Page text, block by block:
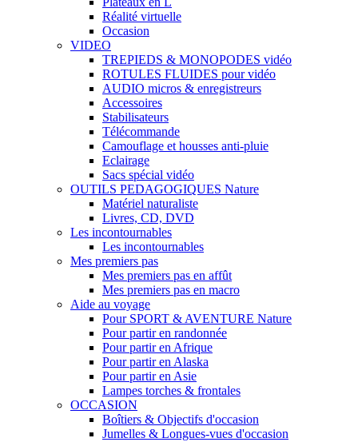
Réalité virtuelle
Occasion
VIDEO
TREPIEDS & MONOPODES vidéo
ROTULES FLUIDES pour vidéo
AUDIO micros & enregistreurs
Accessoires
Stabilisateurs
Télécommande
Camouflage et housses anti-pluie
Eclairage
Sacs spécial vidéo
OUTILS PEDAGOGIQUES Nature
Matériel naturaliste
Livres, CD, DVD
Les incontournables
Les incontournables
Mes premiers pas
Mes premiers pas en affût
Mes premiers pas en macro
Aide au voyage
Pour SPORT & AVENTURE Nature
Pour partir en randonnée
Pour partir en Afrique
Pour partir en Alaska
Pour partir en Asie
Lampes torches & frontales
OCCASION
Boîtiers & Objectifs d'occasion
Jumelles & Longues-vues d'occasion